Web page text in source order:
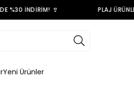
%30 İNDİRİM! 👙 PLAJ
Yeni Ürünler